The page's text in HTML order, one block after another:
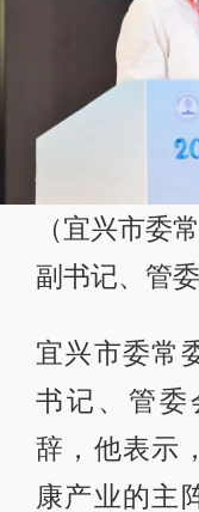
（宜兴市委
副书记、管
宜兴市委常
书记、管委
辞，他表示
康产业的主